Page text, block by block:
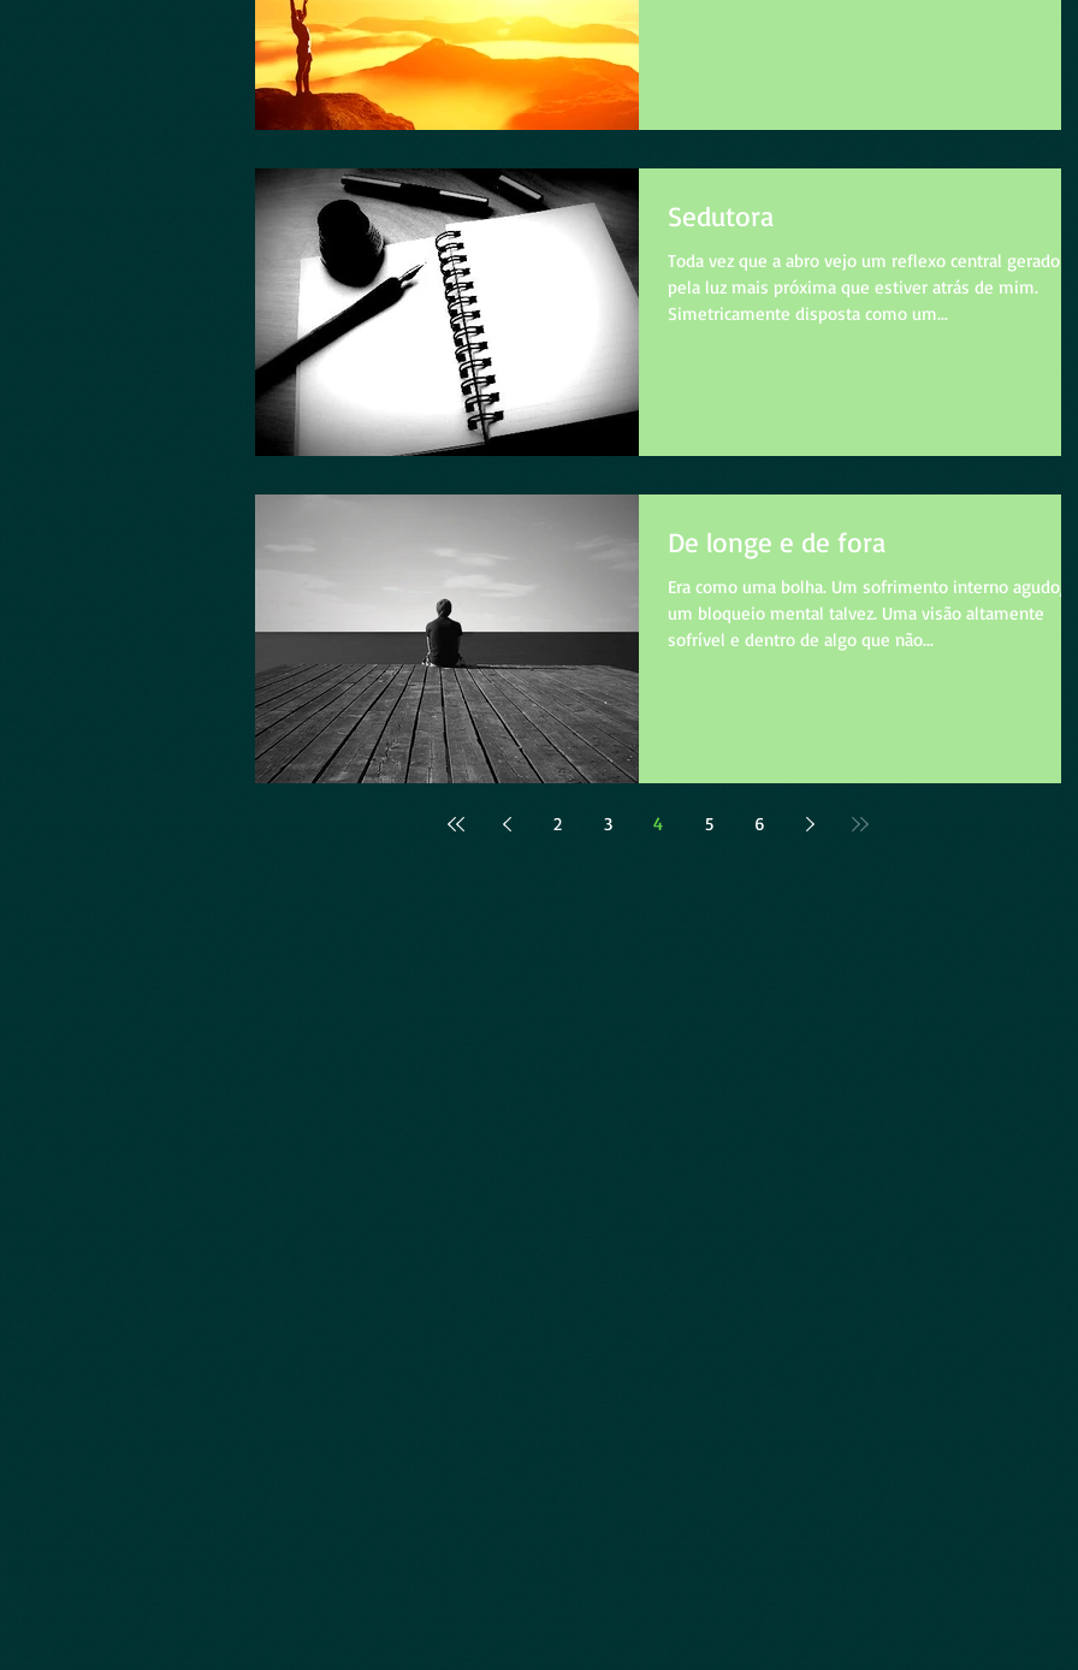
Sedutora
Toda vez que a abro vejo um reflexo central gerado
pela luz mais próxima que estiver atrás de mim.
Simetricamente disposta como um...
De longe e de fora
Era como uma bolha. Um sofrimento interno agudo,
um bloqueio mental talvez. Uma visão altamente
sofrível e dentro de algo que não...
2 3 4 5 6